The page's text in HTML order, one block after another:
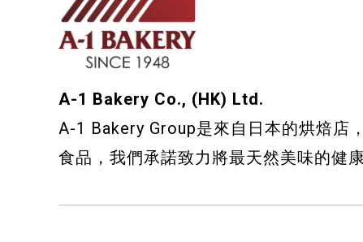
寵物急救
藝術分享
健康運動
身心靈健康
A-1 Bakery Co., (HK) Ltd.
A-1 Bakery Group是來自日本的烘焙店
食品，我們承諾致力將最天然美味的健